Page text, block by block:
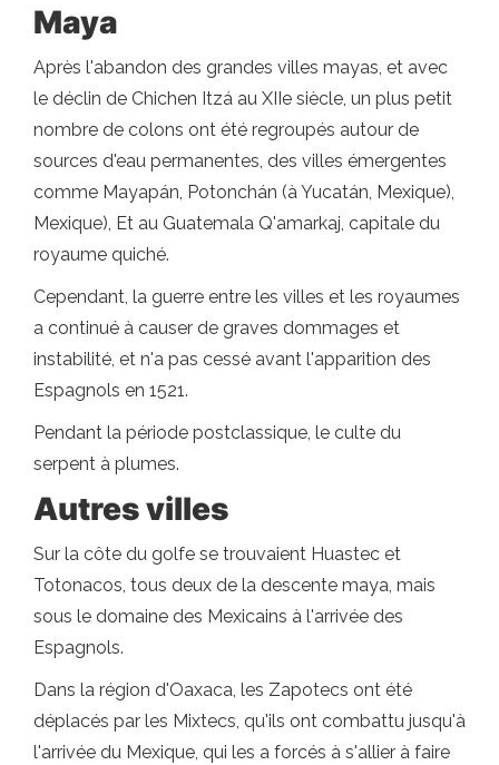
Maya
Après l'abandon des grandes villes mayas, et avec
le déclin de Chichen Itzá au XIIe siècle, un plus petit
nombre de colons ont été regroupés autour de
sources d'eau permanentes, des villes émergentes
comme Mayapán, Potonchán (à Yucatán, Mexique),
Mexique), Et au Guatemala Q'amarkaj, capitale du
royaume quiché.
Cependant, la guerre entre les villes et les royaumes
a continué à causer de graves dommages et
instabilité, et n'a pas cessé avant l'apparition des
Espagnols en 1521.
Pendant la période postclassique, le culte du
serpent à plumes.
Autres villes
Sur la côte du golfe se trouvaient Huastec et
Totonacos, tous deux de la descente maya, mais
sous le domaine des Mexicains à l'arrivée des
Espagnols.
Dans la région d'Oaxaca, les Zapotecs ont été
déplacés par les Mixtecs, qu'ils ont combattu jusqu'à
l'arrivée du Mexique, qui les a forcés à s'allier à faire